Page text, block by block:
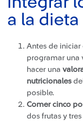
a la dieta
Antes de iniciar
programar una
hacer una
nutricionales
posible.
Comer cinco
dos frutas y